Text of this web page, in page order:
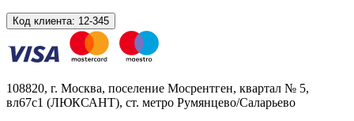
Код клиента: 12-345
108820, г. Москва, поселение Мосрентген, квартал № 5,
вл67с1 (ЛЮКСАНТ), ст. метро Румянцево/Саларьево